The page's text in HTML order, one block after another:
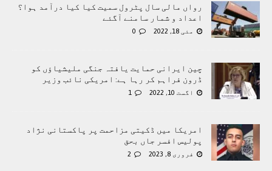
رواں مالی سال پٹرول سمیت کیا کیا درآمد ہوا؟
اعداد و شمار سامنے آگئے
مئی 18, 2022 0
چین ایرانی حمایت یافتہ جنگی ملیشیاؤں کو
ڈرون فراہم کر رہا ہے: امریکی نائب وزیر
اگست 10, 2022 1
امریکا میں ڈکیتی مزاحمت پر پاکستانی نژاد
پولیس افسر جاں بحق
فروری 8, 2023 2